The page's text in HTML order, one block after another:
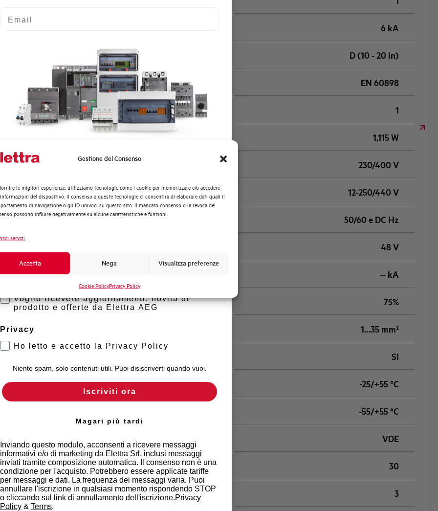
Gestione del Consenso
le migliori esperienze, utilizziamo tecnologie come i cookie per memorizzare e/o accedere
del dispositivo. Il consenso a queste tecnologie ci consentirà di elaborare dati quali il
di navigazione o gli ID univoci su questo sito. Il mancato consenso o la revoca del
possono influire negativamente su alcune caratteristiche e funzioni.
servizi
Accetta Nega Visualizza preferenze
Cookie PolicyPrivacy Policy
6 kA
D (10 - 20 In)
EN 60898
Numero moduli 1
1,115 W
Tensione nominale Ue AC 230/400 V
Tensione di impiego min-max AC 12-250/440 V
Frequenza 50/60 e DC Hz
48 V
Capacità di rottura EN60947-2 Icu a 400V -- kA
Capacità di rottura di servizio Ics (%Icu) 75%
Capacità dei terminali 1…35 mm²
SI
Temperatura di impiego -25/+55 °C
-55/+55 °C
VDE
Temperatura di riferimento (°C) 30
Classe di limitazione 3
Quali argomenti ti interessano di più?
Automazione Industriale
Fotovoltaico
Sistema Quadri
Formazione tecnica
Voglio ricevere aggiornamenti, novità di
prodotto e offerte da Elettra AEG
Privacy
Ho letto e accetto la Privacy Policy
Niente spam, solo contenuti utili. Puoi disiscriverti quando vuoi.
Iscriviti ora
Magari più tardi
Inviando questo modulo, acconsenti a ricevere messaggi
informativi e/o di marketing da Elettra Srl, inclusi messaggi
inviati tramite composizione automatica. Il consenso non è una
condizione per l'acquisto. Potrebbero essere applicate tariffe
per messaggi e dati. La frequenza dei messaggi varia. Puoi
annullare l'iscrizione in qualsiasi momento rispondendo STOP
o cliccando sul link di annullamento dell'iscrizione.Privacy
Policy & Terms.